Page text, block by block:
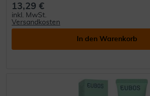
13,29 €
inkl. MwSt.
Versandkosten
In den Warenkorb